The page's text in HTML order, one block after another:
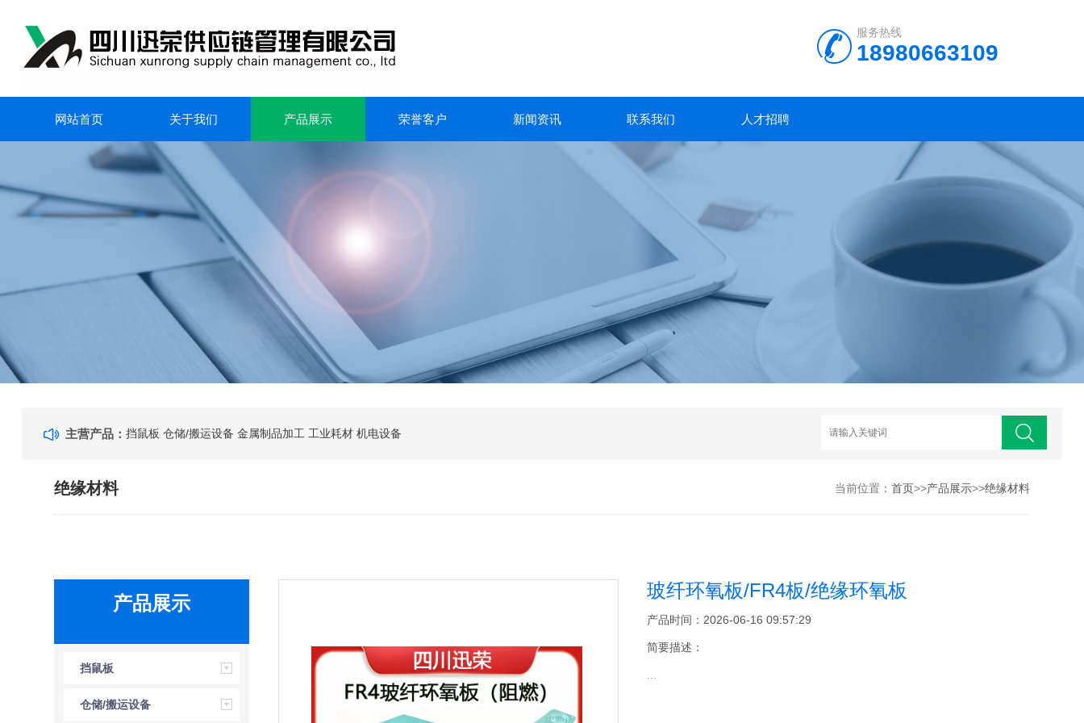
服务热线
18980663109
网站首页 关于我们 产品展示 荣誉客户 新闻资讯 联系我们 人才招聘
主营产品：挡鼠板 仓储/搬运设备 金属制品加工 工业耗材 机电设备
绝缘材料 当前位置： 首页>>产品展示>>绝缘材料
产品展示
挡鼠板
仓储/搬运设备
玻纤环氧板/FR4板/绝缘环氧板
产品时间：2026-06-16 09:57:29
简要描述：